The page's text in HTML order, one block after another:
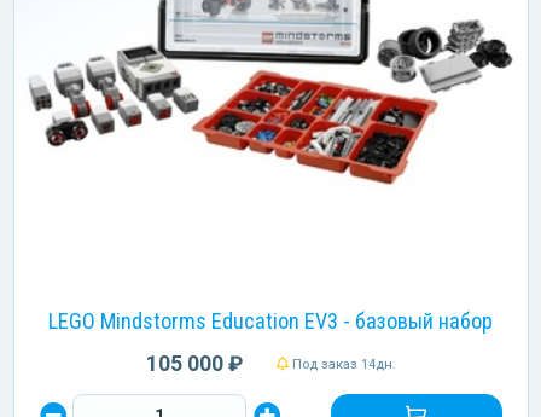
LEGO Mindstorms Education EV3 - базовый набор
105 000 ₽ Под заказ 14дн.